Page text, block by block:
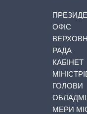
ОФІС
РАДА
КАБІНЕТ
ГОЛОВИ
МЕРИ